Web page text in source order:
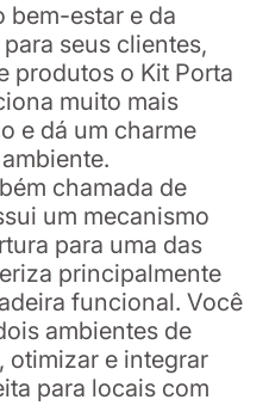
bem-estar e da
seus clientes,
produtos o Kit Porta
muito mais
e dá um charme
chamada de
um mecanismo
para uma das
principalmente
funcional. Você
ambientes de
otimizar e integrar
para locais com